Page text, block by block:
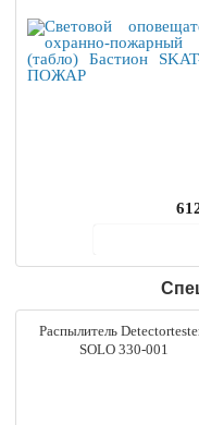
Распылитель
SOLO 330-001